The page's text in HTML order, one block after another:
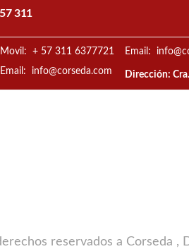
311
Movil: + 57 311 6377721
Email: info@corseda.com
Email:
Dirección:
reservados a Corseda